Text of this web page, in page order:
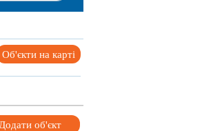
Об'єкти на карті
Додати об'єкт